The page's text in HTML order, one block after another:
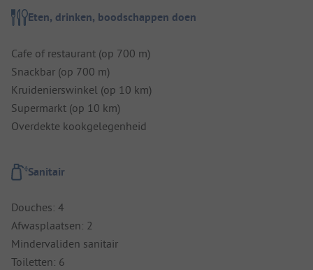
Eten, drinken, boodschappen doen
Cafe of restaurant (op 700 m)
Snackbar (op 700 m)
Kruidenierswinkel (op 10 km)
Supermarkt (op 10 km)
Overdekte kookgelegenheid
Sanitair
Douches: 4
Afwasplaatsen: 2
Mindervaliden sanitair
Toiletten: 6